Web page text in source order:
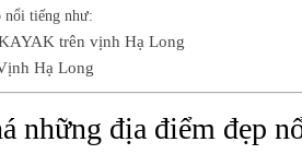
nổi tiếng như:
trên vịnh Hạ Long
Hạ Long
những địa điểm đẹp